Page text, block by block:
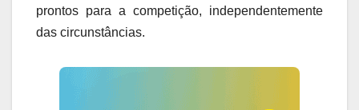
prontos para a competição, independentemente
das circunstâncias.